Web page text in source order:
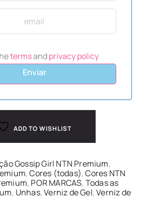
termsandprivacy policy
Enviar
ADD TO WISHLIST
Gossip Girl NTN Premium,
,Cores (todas),Cores NTN
, POR MARCAS, Todas as
, Unhas,Verniz de Gel,Verniz de